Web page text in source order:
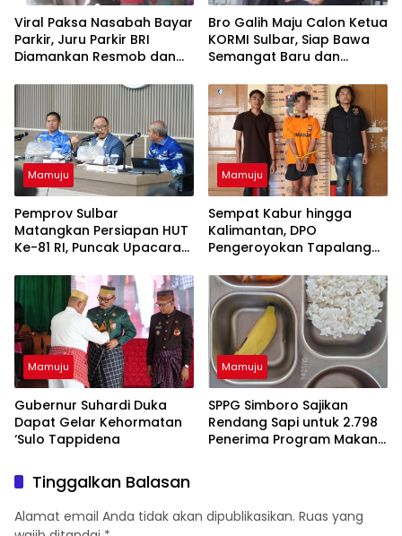
Viral Paksa Nasabah Bayar
Parkir, Juru Parkir BRI
Diamankan Resmob dan
Bro Galih Maju Calon Ketua
KORMI Sulbar, Siap Bawa
Semangat Baru dan
Tradisional
Mamuju
Pemprov Sulbar
Matangkan Persiapan HUT
Ke-81 RI, Puncak Upacara
Mamuju
Sempat Kabur hingga
Kalimantan, DPO
Pengeroyokan Tapalang
Serahkan Diri
Mamuju
Gubernur Suhardi Duka
Dapat Gelar Kehormatan
‘Sulo Tappidena
Mamuju
SPPG Simboro Sajikan
Rendang Sapi untuk 2.798
Penerima Program Makan
Tinggalkan Balasan
Alamat email Anda tidak akan dipublikasikan. Ruas yang